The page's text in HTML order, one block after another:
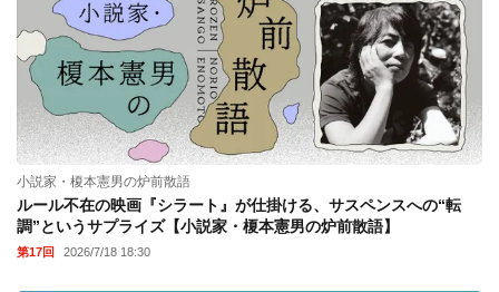
小説家・榎本憲男の炉前散語
ルール不在の映画『シラート』が仕掛ける、サスペンスへの“転
調”というサプライズ【小説家・榎本憲男の炉前散語】
第17回 2026/7/18 18:30